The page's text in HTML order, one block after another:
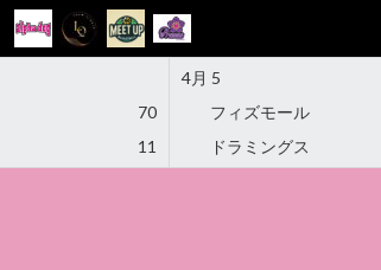
70
11
4月 5
フィズモール
ドラミングス